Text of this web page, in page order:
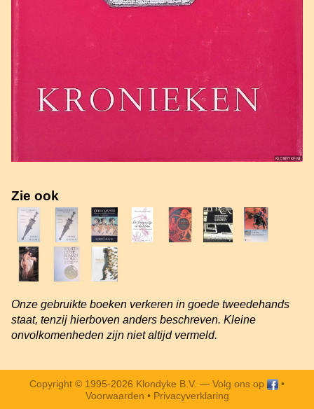
Zie ook
Onze gebruikte boeken verkeren in goede tweedehands
staat, tenzij hierboven anders beschreven. Kleine
onvolkomenheden zijn niet altijd vermeld.
Copyright © 1995-2026 Klondyke B.V. — Volg ons op
•
Voorwaarden • Privacyverklaring